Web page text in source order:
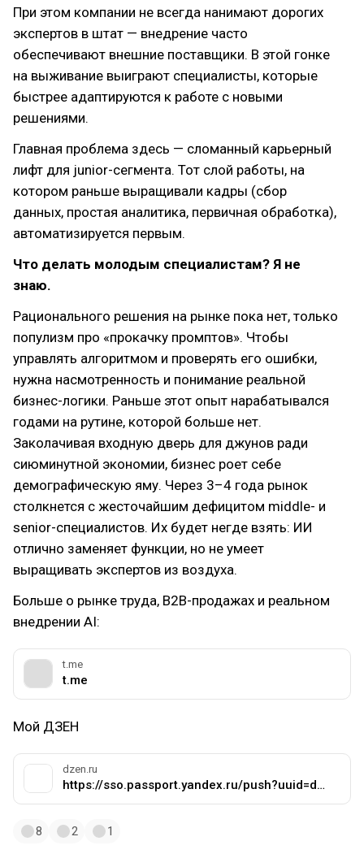
При этом компании не всегда нанимают дорогих
экспертов в штат — внедрение часто
обеспечивают внешние поставщики. В этой гонке
на выживание выиграют специалисты, которые
быстрее адаптируются к работе с новыми
решениями.
Главная проблема здесь — сломанный карьерный
лифт для junior-сегмента. Тот слой работы, на
котором раньше выращивали кадры (сбор
данных, простая аналитика, первичная обработка),
автоматизируется первым.
Что делать молодым специалистам? Я не
знаю.
Рационального решения на рынке пока нет, только
популизм про «прокачку промптов». Чтобы
управлять алгоритмом и проверять его ошибки,
нужна насмотренность и понимание реальной
бизнес-логики. Раньше этот опыт нарабатывался
годами на рутине, которой больше нет.
Заколачивая входную дверь для джунов ради
сиюминутной экономии, бизнес роет себе
демографическую яму. Через 3–4 года рынок
столкнется с жесточайшим дефицитом middle- и
senior-специалистов. Их будет негде взять: ИИ
отлично заменяет функции, но не умеет
выращивать экспертов из воздуха.
Больше о рынке труда, B2B-продажах и реальном
внедрении AI:
t.me
t.me
Мой ДЗЕН
dzen.ru
https://sso.passport.yandex.ru/push?uuid=d2aba84f-1404-4006-8438-f41f7e4fd82b&amp;retpath=https%3A%2F%2Fdzen.ru%2Fsenzaillusioni%3Fis_autologin_ya%3Dtrue
8 2 1